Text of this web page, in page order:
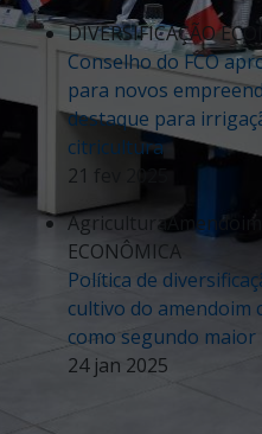
DIVERSIFICAÇÃO
Conselho do FCO
para novos
destaque para
citricultura
21 fev 2025
AgriculturaAmendoim
ECONÔMICA
Política de
cultivo do amendoim
como segundo
24 jan 2025